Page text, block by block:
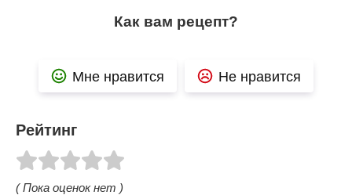
Как вам рецепт?
Мне нравится Не нравится
Рейтинг
( Пока оценок нет )